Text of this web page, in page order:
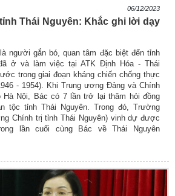
06/12/2023
Thái Nguyên: Khắc ghi lời dạy
người gắn bó, quan tâm đặc biệt đến tỉnh
ở và làm việc tại ATK Định Hóa - Thái
trong giai đoạn kháng chiến chống thực
- 1954). Khi Trung ương Đảng và Chính
Hà Nội, Bác có 7 lần trở lại thăm hỏi đồng
tộc tỉnh Thái Nguyên. Trong đó, Trường
Chính trị tỉnh Thái Nguyên) vinh dự được
lần cuối cùng Bác về Thái Nguyên